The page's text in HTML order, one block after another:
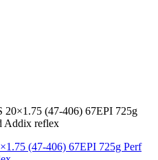
(47-406) 67EPI 725g
Addix reflex